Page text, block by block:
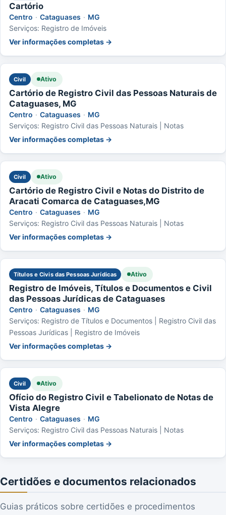
Cartório
Centro · Cataguases · MG
Serviços: Registro de Imóveis
Ver informações completas →
Civil Ativo
Cartório de Registro Civil das Pessoas Naturais de
Cataguases, MG
Centro · Cataguases · MG
Serviços: Registro Civil das Pessoas Naturais | Notas
Ver informações completas →
Civil Ativo
Cartório de Registro Civil e Notas do Distrito de
Aracati Comarca de Cataguases,MG
Centro · Cataguases · MG
Serviços: Registro Civil das Pessoas Naturais | Notas
Ver informações completas →
Títulos e Civis das Pessoas Jurídicas Ativo
Registro de Imóveis, Títulos e Documentos e Civil
das Pessoas Jurídicas de Cataguases
Centro · Cataguases · MG
Serviços: Registro de Títulos e Documentos | Registro Civil das
Pessoas Jurídicas | Registro de Imóveis
Ver informações completas →
Civil Ativo
Ofício do Registro Civil e Tabelionato de Notas de
Vista Alegre
Centro · Cataguases · MG
Serviços: Registro Civil das Pessoas Naturais | Notas
Ver informações completas →
Certidões e documentos relacionados
Guias práticos sobre certidões e procedimentos